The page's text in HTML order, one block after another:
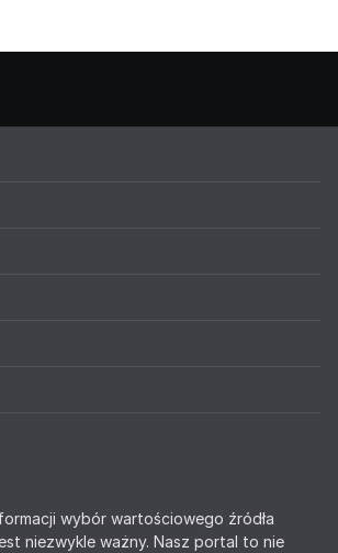
wybór wartościowego źródła
niezwykle ważny. Nasz portal to nie